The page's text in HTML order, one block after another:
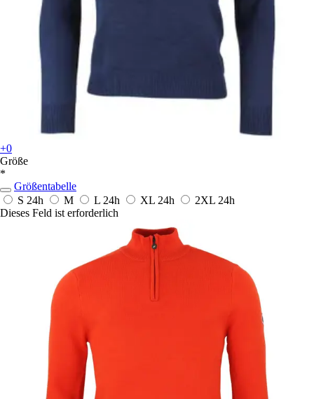
+0
Größe
*
Größentabelle
S 24h M L 24h XL 24h 2XL 24h
Dieses Feld ist erforderlich